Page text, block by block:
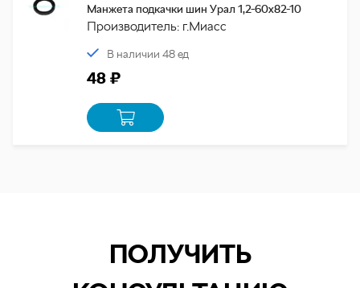
Манжета подкачки шин Урал 1,2-60х82-10
Производитель: г.Миасс
В наличии 48 ед
48 ₽
ПОЛУЧИТЬ